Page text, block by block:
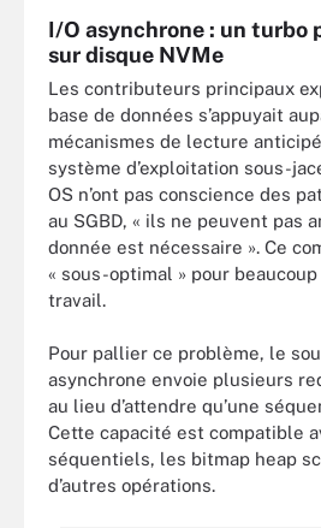
I/O asynchrone : un turbo
sur disque NVMe
Les contributeurs principaux
base de données s’appuyait
mécanismes de lecture
système d’exploitation sous-
OS n’ont pas conscience des
au SGBD, « ils ne peuvent pas
donnée est nécessaire ». Ce
« sous-optimal » pour
travail.
Pour pallier ce problème, le
asynchrone envoie plusieurs
au lieu d’attendre qu’une
Cette capacité est compatible
séquentiels, les bitmap heap
d’autres opérations.